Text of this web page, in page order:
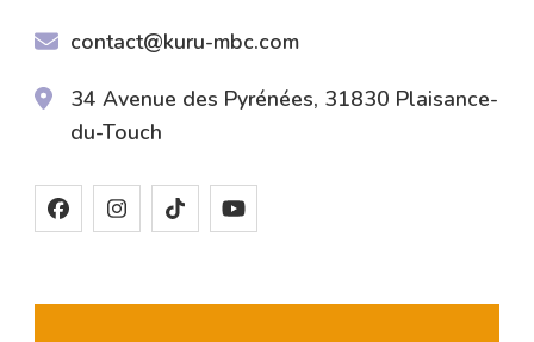
contact@kuru-mbc.com
34 Avenue des Pyrénées, 31830 Plaisance-
du-Touch